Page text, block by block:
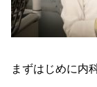
まずはじめに内